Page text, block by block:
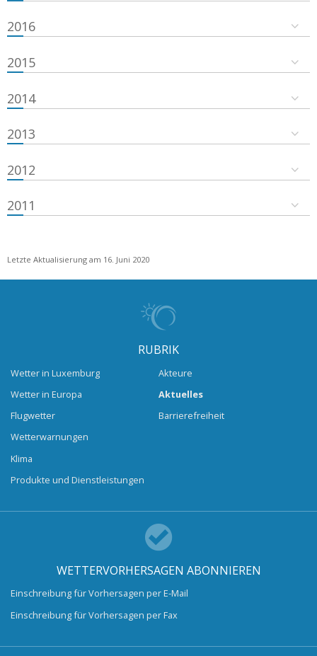
2016
2015
2014
2013
2012
2011
Letzte Aktualisierung am 16. Juni 2020
RUBRIK
Wetter in Luxemburg
Wetter in Europa
Flugwetter
Wetterwarnungen
Klima
Produkte und Dienstleistungen
Akteure
Aktuelles
Barrierefreiheit
WETTERVORHERSAGEN ABONNIEREN
Einschreibung für Vorhersagen per E-Mail
Einschreibung für Vorhersagen per Fax